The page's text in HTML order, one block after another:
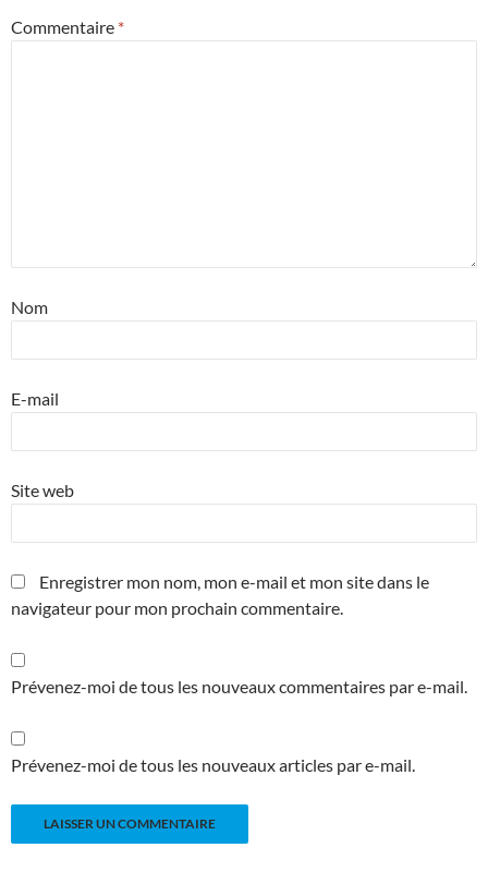
Commentaire *
Nom
E-mail
Site web
Enregistrer mon nom, mon e-mail et mon site dans le
navigateur pour mon prochain commentaire.
Prévenez-moi de tous les nouveaux commentaires par e-mail.
Prévenez-moi de tous les nouveaux articles par e-mail.